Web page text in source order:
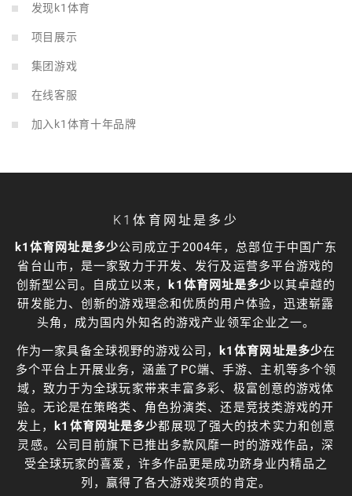
发现k1体育
项目展示
集团游戏
在线客服
加入k1体育十年品牌
K1体育网址是多少
k1体育网址是多少公司成立于2004年，总部位于中国广东
省台山市，是一家致力于开发、发行及运营多平台游戏的
创新型公司。自成立以来，
k1体育网址是多少以其卓越的
研发能力、创新的游戏理念和优质的用户体验，迅速崭露
头角，成为国内外知名的游戏产业领军企业之一。
作为一家具备全球视野的游戏公司，
k1体育网址是多少在
多个平台上开展业务，涵盖了PC端、手游、主机等多个领
域，致力于为全球玩家带来丰富多彩、极富创意的游戏体
验。无论是在策略类、角色扮演类、还是竞技类游戏的开
发上，
k1体育网址是多少都展现了强大的技术实力和创意
灵感。公司目前旗下已推出多款风靡一时的游戏作品，深
受全球玩家的喜爱，许多作品更是成功跻身业内精品之
列，赢得了各大游戏奖项的肯定。